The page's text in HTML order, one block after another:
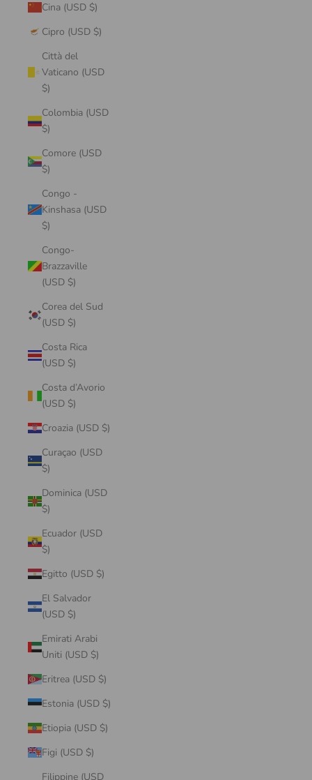
Cina (USD $)
Cipro (USD $)
Città del
Vaticano (USD
$)
Colombia (USD
$)
Comore (USD
$)
Congo -
Kinshasa (USD
$)
Congo-
Brazzaville
(USD $)
Corea del Sud
(USD $)
Costa Rica
(USD $)
Costa d’Avorio
(USD $)
Croazia (USD $)
Curaçao (USD
$)
Dominica (USD
$)
Ecuador (USD
$)
Egitto (USD $)
El Salvador
(USD $)
Emirati Arabi
Uniti (USD $)
Eritrea (USD $)
Estonia (USD $)
Etiopia (USD $)
Figi (USD $)
Filippine (USD